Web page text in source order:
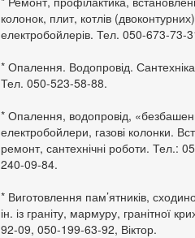
колонок, плит, котлів
електробойлерів. Тел. 050-673-73-
* Опалення. Водопровід.
Тел. 050-523-58-88.
* Опалення, водопровід,
електробойлери, газові колонки.
ремонт, сантехнічні роботи. Тел.:
240-09-84.
* Виготовлення пам’ятників,
ін. із граніту, мармуру, гранітної
92-09, 050-199-63-92, Віктор.